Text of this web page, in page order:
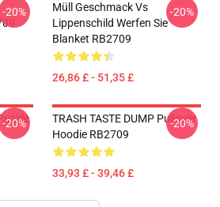
-20%
Müll Geschmack Vs
Lippenschild Werfen Sie
Blanket RB2709
26,86 £ - 51,35 £
-20%
-20%
TRASH TASTE DUMP Pullover
Hoodie RB2709
33,93 £ - 39,46 £
-20%